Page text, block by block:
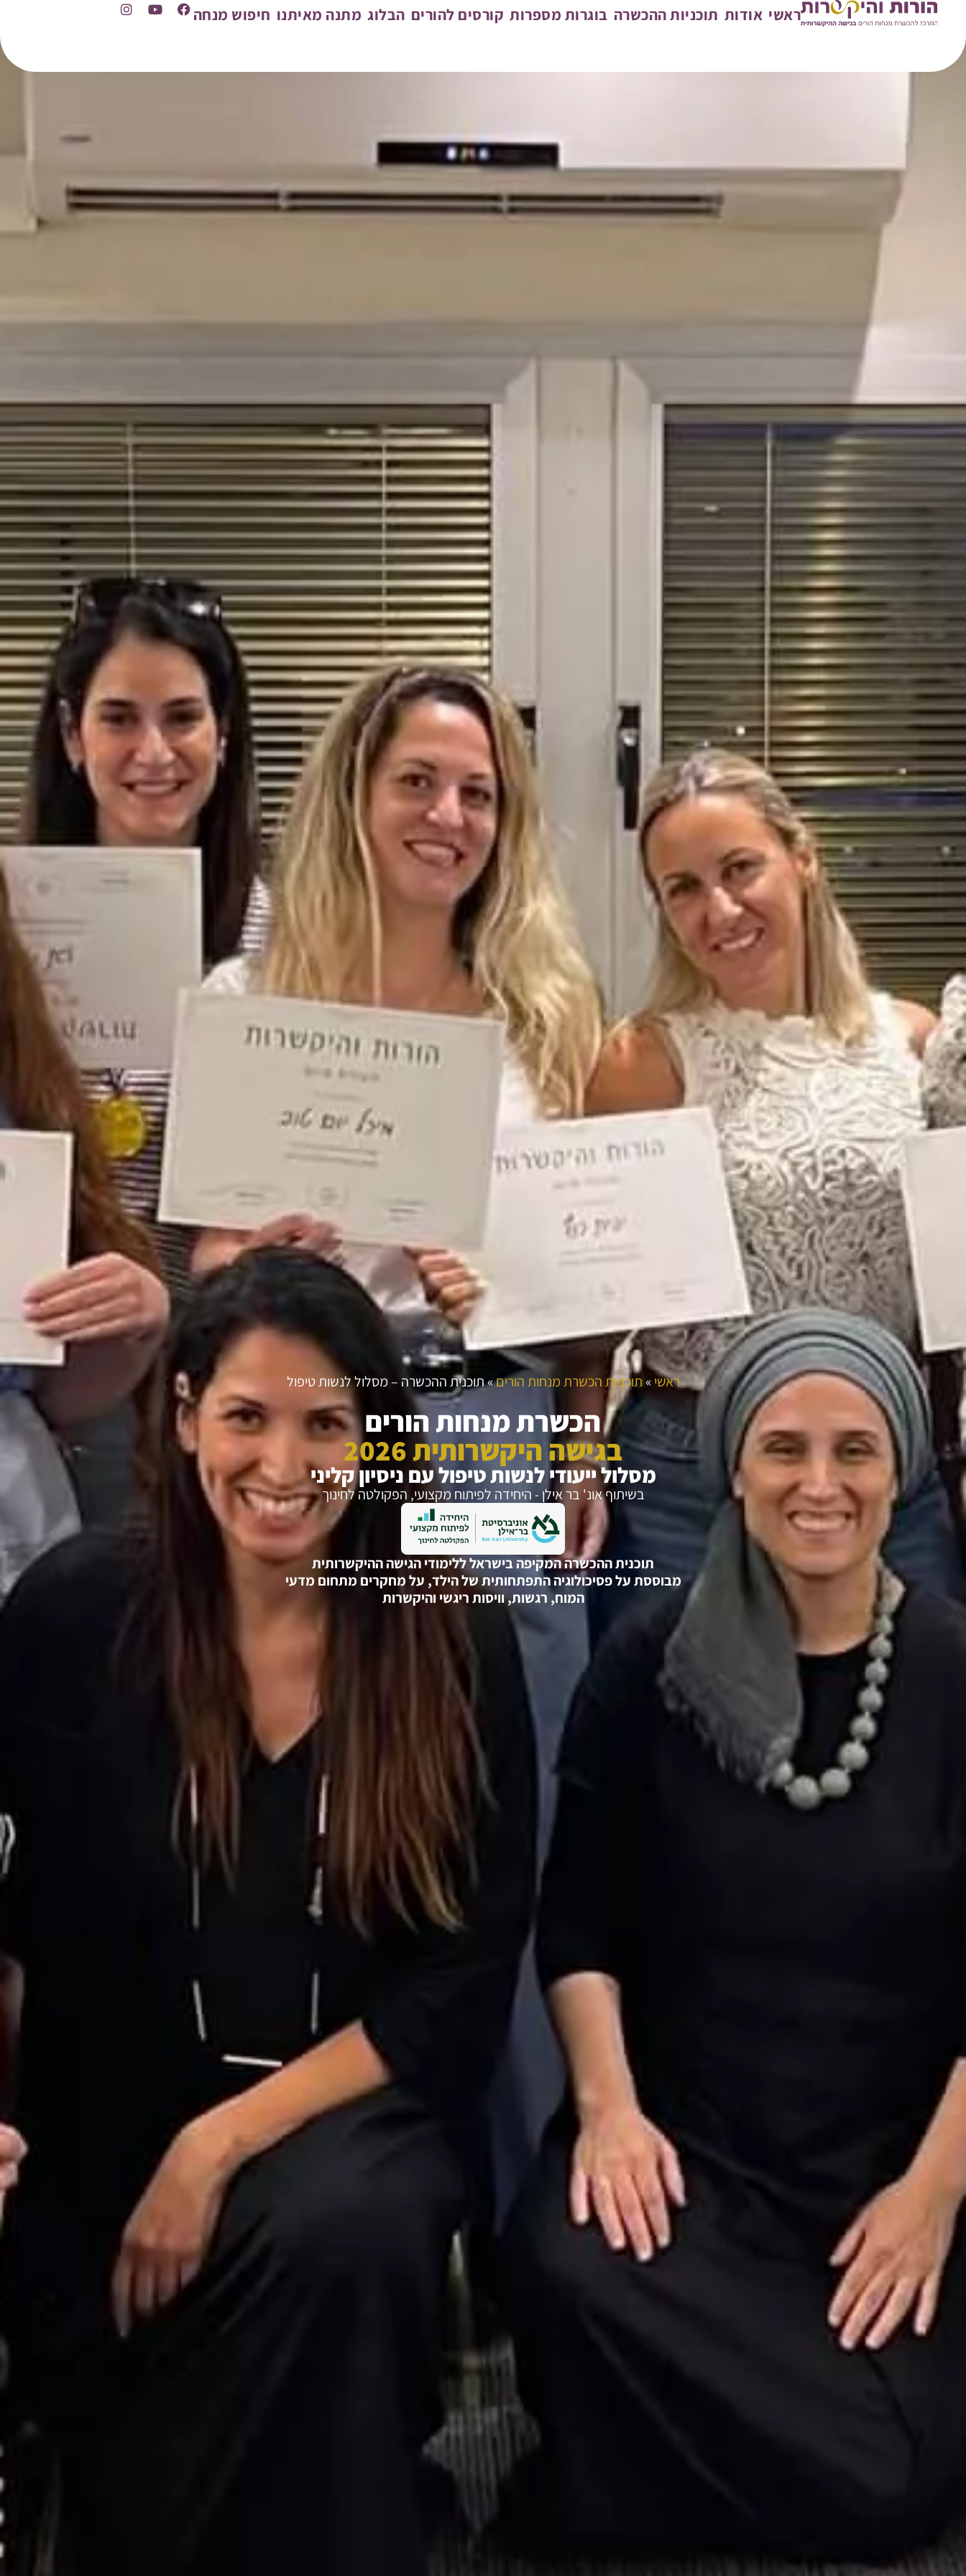
ראשי אודות תוכניות ההכשרה בוגרות מספרות קורסים להורים הבלוג מתנה מאיתנו חיפוש מנחה
ראשי» תוכניות הכשרת מנחות הורים»תוכנית ההכשרה – מסלול לנשות טיפול
הכשרת מנחות הורים
בגישה היקשרותית 2026
מסלול ייעודי לנשות טיפול עם ניסיון קליני
בשיתוף אונ' בר אילן - היחידה לפיתוח מקצועי, הפקולטה לחינוך
תוכנית ההכשרה המקיפה בישראל ללימודי הגישה ההיקשרותית
מבוססת על פסיכולוגיה התפתחותית של הילד, על מחקרים מתחום מדעי
המוח, רגשות, וויסות ריגשי והיקשרות